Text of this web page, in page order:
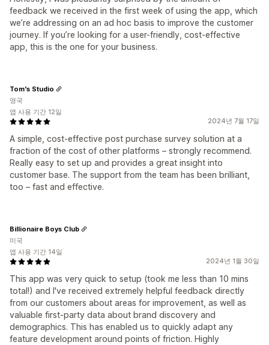
feedback we received in the first week of using the app, which
we’re addressing on an ad hoc basis to improve the customer
journey. If you’re looking for a user-friendly, cost-effective
app, this is the one for your business.
2024년 7월 17일
A simple, cost-effective post purchase survey solution at a
fraction of the cost of other platforms – strongly recommend.
Really easy to set up and provides a great insight into
customer base. The support from the team has been brilliant,
too – fast and effective.
Tom's Studio
영국
앱 사용 기간 12일
2024년 1월 30일
This app was very quick to setup (took me less than 10 mins
total!) and I've received extremely helpful feedback directly
from our customers about areas for improvement, as well as
valuable first-party data about brand discovery and
demographics. This has enabled us to quickly adapt any
feature development around points of friction. Highly
Billionaire Boys Club
미국
앱 사용 기간 14일